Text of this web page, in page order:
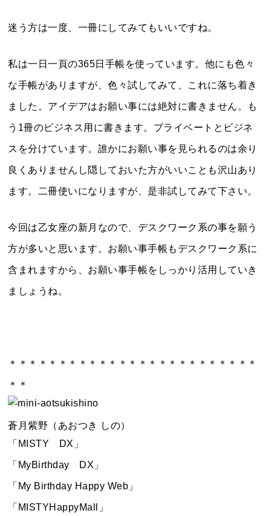
迷う方は一度、一冊にしてみてもいいですね。
私は一日一頁の365日手帳を使っています。他にも色々
な手帳がありますが、色々試してみて、これに落ち着き
ました。アイデアはお願い事には絶対に書きません。も
う1冊のビジネス用に書きます。プライベートとビジネ
スを分けています。誰かにお願い事を見られるのは余り
良くありませんし隠しておいた方がいいことも沢山あり
ます。二冊使いになりますが、是非試してみて下さい。
今回は乙女座の新月なので、デスクワーク系の事を願う
方が多いと思います。お願い事手帳もデスクワーク系に
含まれますから、お願い事手帳をしっかり活用していき
ましょうね。
＊＊＊＊＊＊＊＊＊＊＊＊＊＊＊＊＊＊＊＊＊＊＊＊＊
＊＊
蒼月紫野（あおつき しの）
「MISTY DX」
「MyBirthday DX」
「My Birthday Happy Web」
「MISTYHappyMall」